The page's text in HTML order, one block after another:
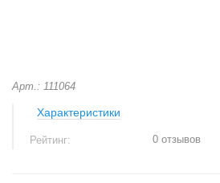
Арт.: 111064
Характеристики
Рейтинг: 0 отзывов